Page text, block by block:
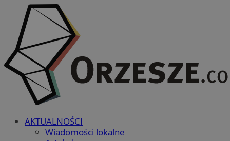
AKTUALNOŚCI
Wiadomości lokalne